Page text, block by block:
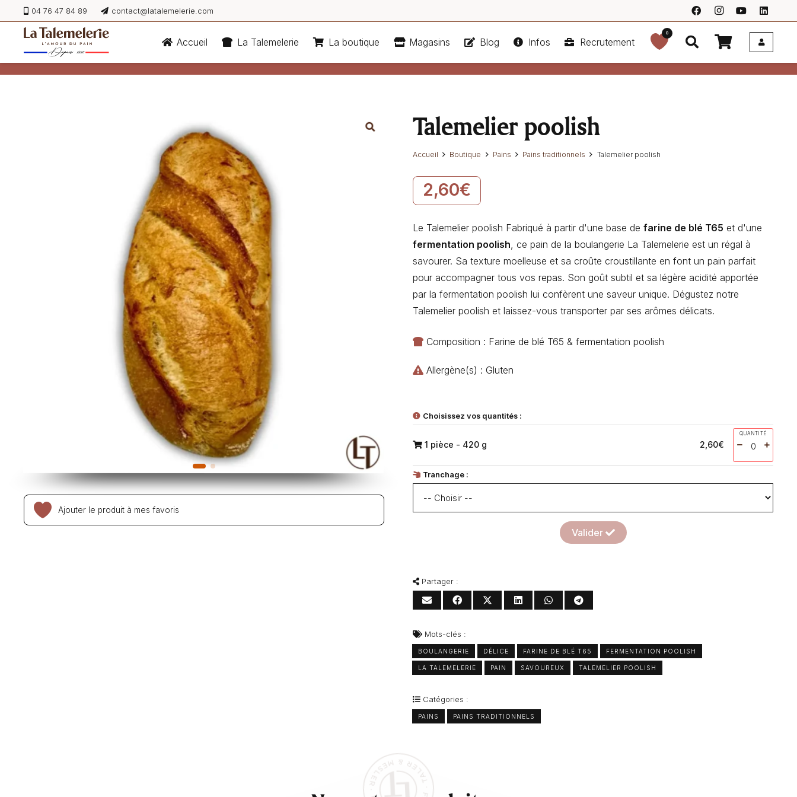
04 76 47 84 89 contact@latalemelerie.com
Accueil La Talemelerie La boutique Magasins Blog Infos Recrutement
0
Ajouter le produit à mes favoris
Talemelier poolish
Accueil Boutique Pains Pains traditionnels Talemelier poolish
2,60€
Le Talemelier poolish Fabriqué à partir d'une base de farine de blé T65 et d'une
fermentation poolish , ce pain de la boulangerie La Talemelerie est un régal à
savourer. Sa texture moelleuse et sa croûte croustillante en font un pain parfait
pour accompagner tous vos repas. Son goût subtil et sa légère acidité apportée
par la fermentation poolish lui confèrent une saveur unique. Dégustez notre
Talemelier poolish et laissez-vous transporter par ses arômes délicats.
Composition : Farine de blé T65 & fermentation poolish
Allergène(s) : Gluten
Choisissez vos quantités :
1 pièce - 420 g 2,60€
QUANTITÉ
Tranchage :
Valider
Partager :
Mots-clés :
BOULANGERIE DÉLICE FARINE DE BLÉ T65 FERMENTATION POOLISH
LA TALEMELERIE PAIN SAVOUREUX TALEMELIER POOLISH
Catégories :
PAINS PAINS TRADITIONNELS